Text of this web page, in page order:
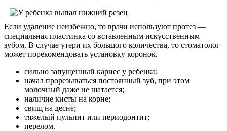
Если удаление неизбежно, то врачи используют протез —
специальная пластинка со вставленным искусственным
зубом. В случае утери их большого количества, то стоматолог
может порекомендовать установку коронок.
сильно запущенный кариес у ребенка;
начал прорезываться постоянный зуб, при этом
молочный даже не шатается;
наличие кисты на корне;
свищ на десне;
тяжелый пульпит или периодонтит;
перелом.